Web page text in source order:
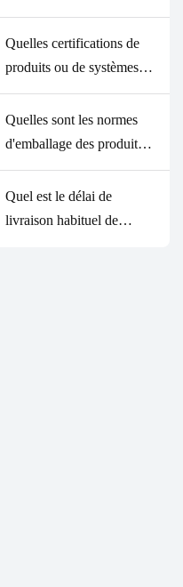
délai de réponse habituel
du service client ?
Quelles certifications de
produits ou de systèmes
MINJAN détient-elle
actuellement ?
Quelles sont les normes
d'emballage des produits
MINJAN ?
Quel est le délai de
livraison habituel de